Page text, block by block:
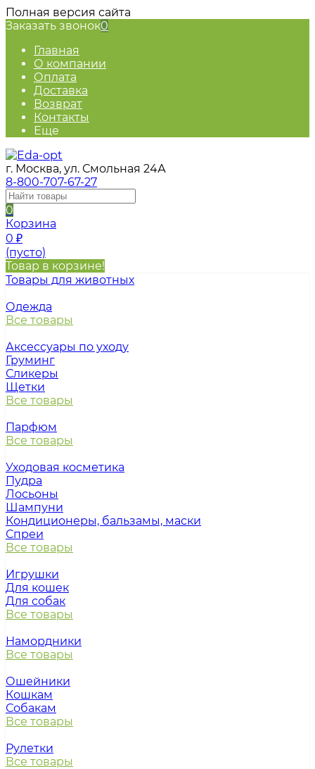
Полная версия сайта
Заказать звонок0
Главная
О компании
Оплата
Доставка
Возврат
Контакты
Еще
г. Москва, ул. Смольная 24А
8-800-707-67-27
0
Корзина
0 ₽
(пусто)
Товар в корзине!
Товары для животных
Одежда
Все товары
Аксессуары по уходу
Груминг
Сликеры
Щетки
Все товары
Парфюм
Все товары
Уходовая косметика
Пудра
Лосьоны
Шампуни
Кондиционеры, бальзамы, маски
Спреи
Все товары
Игрушки
Для кошек
Для собак
Все товары
Намордники
Все товары
Ошейники
Кошкам
Собакам
Все товары
Рулетки
Все товары